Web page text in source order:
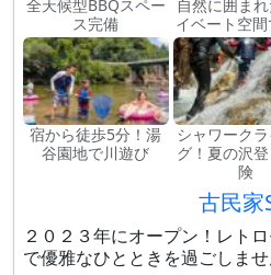
全天候型BBQスペー
ス完備
自然に囲ま
イベート空
宿から徒歩5分！湯
谷園地で川遊び
シャワーク
グ！夏の沢
険
古民家
２０２３年にオープン！レト
で優雅なひとときを過ごしませ